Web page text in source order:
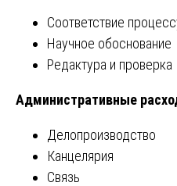
Соответствие
Научное обоснование
Редактура и проверка
Административные
Делопроизводство
Канцелярия
Связь